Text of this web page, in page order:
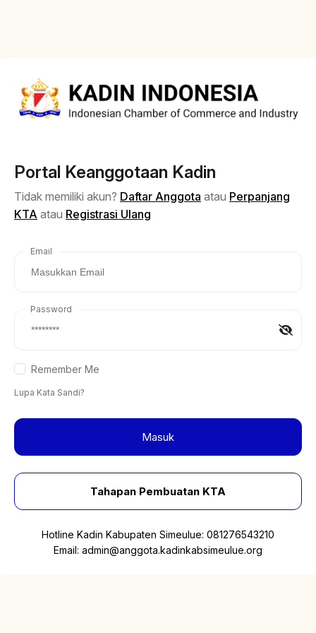
Portal Keanggotaan Kadin
Tidak memiliki akun? Daftar Anggota atau Perpanjang
KTA atau Registrasi Ulang
Email
Password
Remember Me
Lupa Kata Sandi?
Masuk
Tahapan Pembuatan KTA
Hotline Kadin Kabupaten Simeulue: 081276543210
Email: admin@anggota.kadinkabsimeulue.org